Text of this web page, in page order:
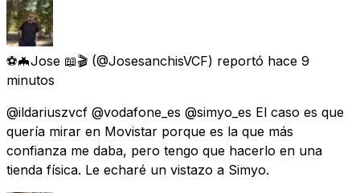
⚽️🦇Jose 📖🎬 (@JosesanchisVCF) reportó hace 9
minutos
@ildariuszvcf @vodafone_es @simyo_es El caso es que
quería mirar en Movistar porque es la que más
confianza me daba, pero tengo que hacerlo en una
tienda física. Le echaré un vistazo a Simyo.